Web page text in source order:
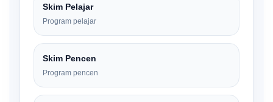
Skim Pelajar
Program pelajar
Skim Pencen
Program pencen